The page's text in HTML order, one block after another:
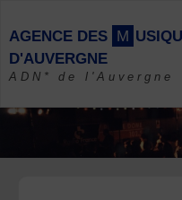
content
AGENCE DES M USIQU
D'AUVERGNE
ADN* de l'Auvergne